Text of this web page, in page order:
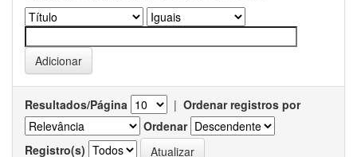
Resultados/Página | Ordenar registros por
Ordenar
Registro(s)